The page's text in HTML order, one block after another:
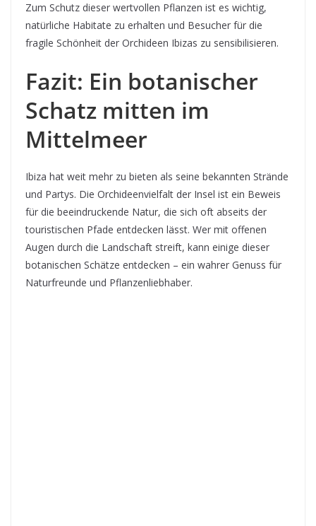
Zum Schutz dieser wertvollen Pflanzen ist es wichtig,
natürliche Habitate zu erhalten und Besucher für die
fragile Schönheit der Orchideen Ibizas zu sensibilisieren.
Fazit: Ein botanischer
Schatz mitten im
Mittelmeer
Ibiza hat weit mehr zu bieten als seine bekannten Strände
und Partys. Die Orchideenvielfalt der Insel ist ein Beweis
für die beeindruckende Natur, die sich oft abseits der
touristischen Pfade entdecken lässt. Wer mit offenen
Augen durch die Landschaft streift, kann einige dieser
botanischen Schätze entdecken – ein wahrer Genuss für
Naturfreunde und Pflanzenliebhaber.